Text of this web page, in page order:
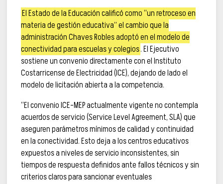
El Estado de la Educación calificó como “un retroceso en
materia de gestión educativa” el cambio que la
administración Chaves Robles adoptó en el modelo de
conectividad para escuelas y colegios. El Ejecutivo
sostiene un convenio directamente con el Instituto
Costarricense de Electricidad (ICE), dejando de lado el
modelo de licitación abierta a la competencia.
“El convenio ICE-MEP actualmente vigente no contempla
acuerdos de servicio (Service Level Agreement, SLA) que
aseguren parámetros mínimos de calidad y continuidad
en la conectividad. Esto deja a los centros educativos
expuestos a niveles de servicio inconsistentes, sin
tiempos de respuesta definidos ante fallos técnicos y sin
criterios claros para sancionar eventuales